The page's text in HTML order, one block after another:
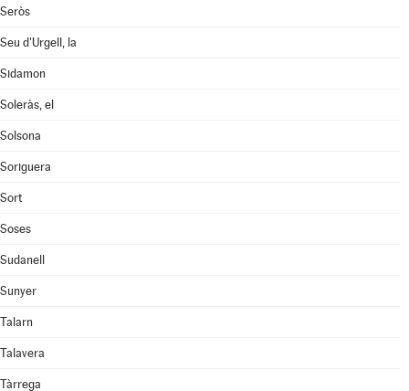
Seròs
Seu d'Urgell, la
Sidamon
Soleràs, el
Solsona
Soriguera
Sort
Soses
Sudanell
Sunyer
Talarn
Talavera
Tàrrega